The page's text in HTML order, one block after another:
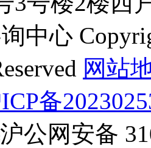
中心
网站
备
沪公网安备